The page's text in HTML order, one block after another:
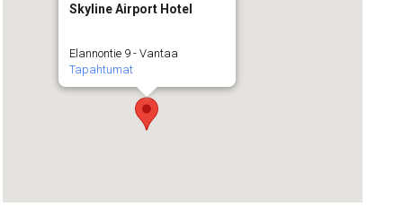
Skyline Airport Hotel
Elannontie 9 - Vantaa
Tapahtumat